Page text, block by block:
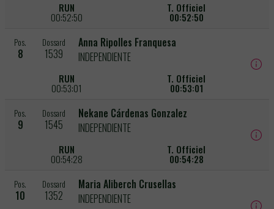
RUN
00:52:50
T. Officiel
00:52:50
Pos.
8
Dossard
1539
Anna Ripolles Franquesa
INDEPENDIENTE
RUN
00:53:01
T. Officiel
00:53:01
Pos.
9
Dossard
1545
Nekane Cárdenas Gonzalez
INDEPENDIENTE
RUN
00:54:28
T. Officiel
00:54:28
Pos.
10
Dossard
1352
Maria Aliberch Crusellas
INDEPENDIENTE